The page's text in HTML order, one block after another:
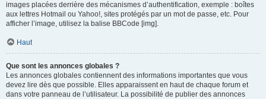
images placées derrière des mécanismes d’authentification, exemple : boîtes
aux lettres Hotmail ou Yahoo!, sites protégés par un mot de passe, etc. Pour
afficher l’image, utilisez la balise BBCode [img].
Haut
Que sont les annonces globales ?
Les annonces globales contiennent des informations importantes que vous
devez lire dès que possible. Elles apparaissent en haut de chaque forum et
dans votre panneau de l’utilisateur. La possibilité de publier des annonces